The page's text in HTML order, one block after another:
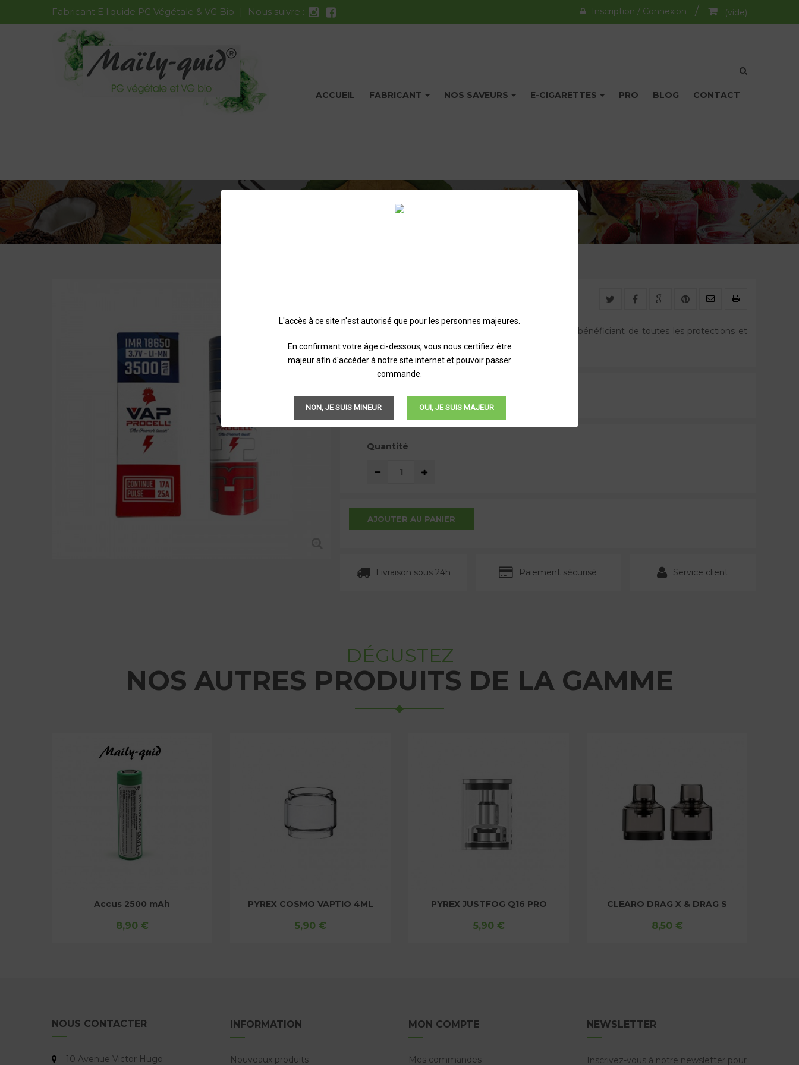
(vide)
Inscription / Connexion
Fabricant E liquide PG Végétale & VG Bio | Nous suivre :
ACCUEIL FABRICANT NOS SAVEURS E-CIGARETTES PRO BLOG CONTACT
L'accès à ce site n'est autorisé que pour les personnes majeures.
En confirmant votre âge ci-dessous, vous nous certifiez être
majeur afin d'accéder à notre site internet et pouvoir passer
commande.
NON, JE SUIS MINEUR OUI, JE SUIS MAJEUR
Profitez d'un accu au top des performances, tout en bénéficiant de toutes les protections et
sécurités possibles !
14,90 €TTC
Quantité
AJOUTER AU PANIER
Livraison sous 24h Paiement sécurisé Service client
DÉGUSTEZ
NOS AUTRES PRODUITS DE LA GAMME
PYREX COSMO VAPTIO 4ML
5,90 €
PYREX JUSTFOG Q16 PRO
5,90 €
CLEARO DRAG X & DRAG S
8,50 €
CLEARO GTX GO 40
8,50 €
NOUS CONTACTER
10 Avenue Victor Hugo
INFORMATION
Nouveaux produits
MON COMPTE
Mes commandes
NEWSLETTER
Inscrivez-vous à notre newsletter pour